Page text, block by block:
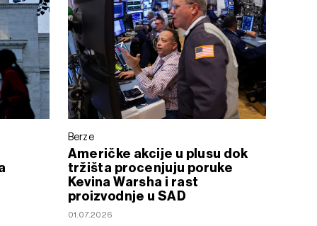
Berze
Američke akcije u plusu dok
tržišta procenjuju poruke
Kevina Warsha i rast
proizvodnje u SAD
01.07.2026